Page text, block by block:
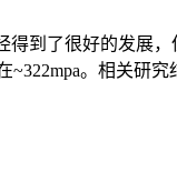
得到了很好的发展
。相关研